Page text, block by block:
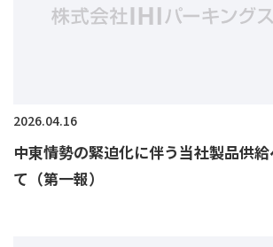
2026.04.16
中東情勢の緊迫化に伴う当社製品供
て（第一報）